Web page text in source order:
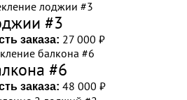
#3
заказа: 27 000 ₽
#6
заказа: 48 000 ₽